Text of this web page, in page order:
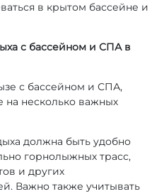
в крытом бассейне и
с бассейном и СПА в
с бассейном и СПА,
на несколько важных
должна быть удобно
горнолыжных трасс,
и других
Важно также учитывать